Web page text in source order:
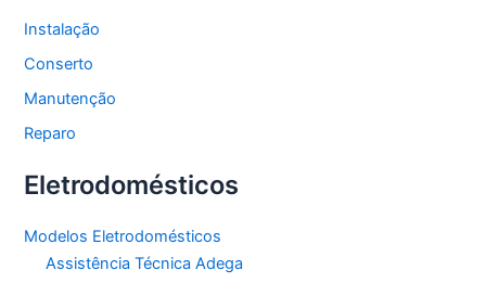
Instalação
Conserto
Manutenção
Reparo
Eletrodomésticos
Modelos Eletrodomésticos
Assistência Técnica Adega